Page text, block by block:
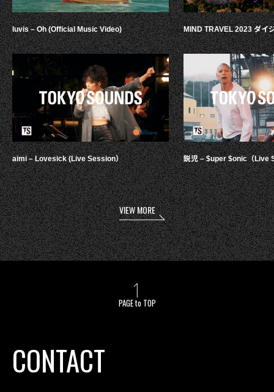
luvis – Oh (Official Music Video)
aimi – Lovesick (Live Session）
MIND TRAVEL 2023 ダイ
鋭児 – $uper $onic（Live
VIEW MORE
PAGE to TOP
CONTACT